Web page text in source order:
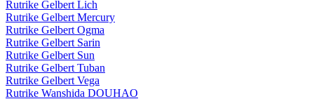
Rutrike Gelbert Lich
Rutrike Gelbert Mercury
Rutrike Gelbert Ogma
Rutrike Gelbert Sarin
Rutrike Gelbert Sun
Rutrike Gelbert Tuban
Rutrike Gelbert Vega
Rutrike Wanshida DOUHAO